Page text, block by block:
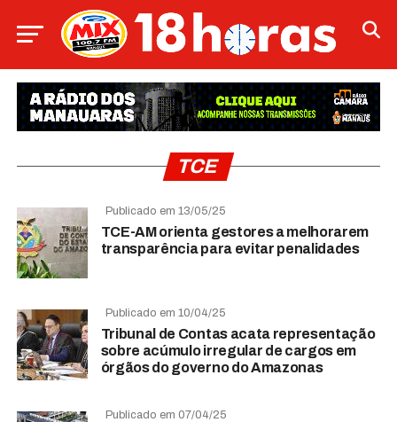
TCE
Publicado em 13/05/25
TCE-AM orienta gestores a melhorarem
transparência para evitar penalidades
Publicado em 10/04/25
Tribunal de Contas acata representação
sobre acúmulo irregular de cargos em
órgãos do governo do Amazonas
Publicado em 07/04/25